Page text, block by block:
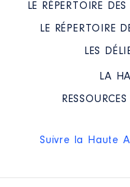
LE RÉPERTOIRE
LE RÉPERTOIRE
LES
LA
Suivre la Haute